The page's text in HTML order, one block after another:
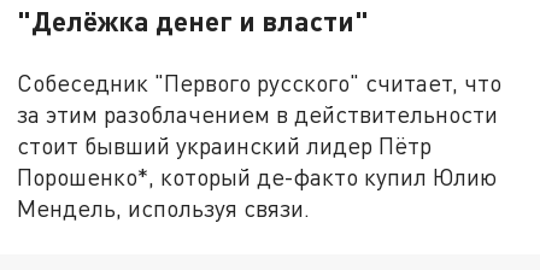
"Делёжка денег и власти"
Собеседник "Первого русского" считает, что
за этим разоблачением в действительности
стоит бывший украинский лидер Пётр
Порошенко*, который де-факто купил Юлию
Мендель, используя связи.